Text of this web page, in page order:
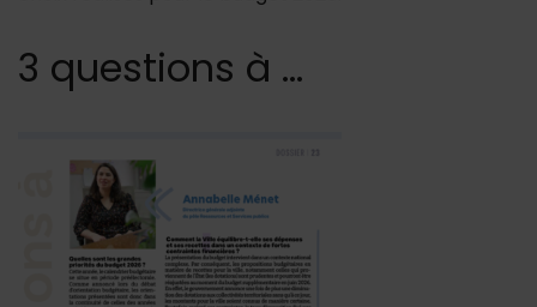
3 questions à ...